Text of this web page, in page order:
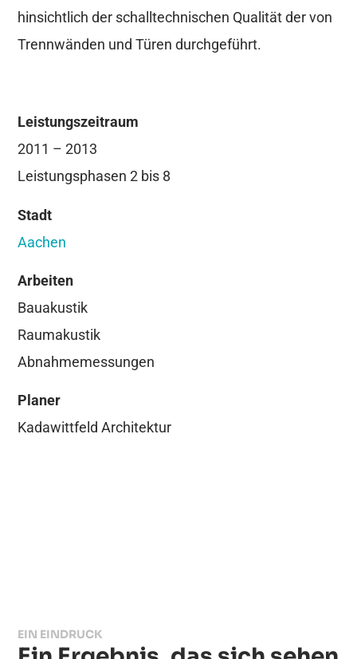
hinsichtlich der schalltechnischen Qualität der von
Trennwänden und Türen durchgeführt.
Leistungszeitraum
2011 – 2013
Leistungsphasen 2 bis 8
Stadt
Aachen
Arbeiten
Bauakustik
Raumakustik
Abnahmemessungen
Planer
Kadawittfeld Architektur
EIN EINDRUCK